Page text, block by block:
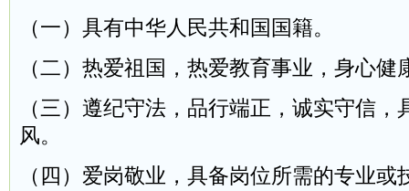
（一）具有中华人民共和国国籍。
（二）热爱祖国，热爱教育事业，身心健
（三）遵纪守法，品行端正，诚实守信，
风。
（四）爱岗敬业，具备岗位所需的专业或